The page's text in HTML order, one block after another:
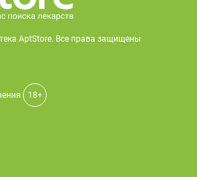
AptStore. Все права защищены
18+